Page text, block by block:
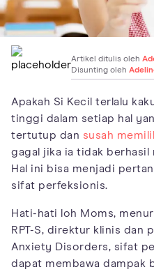
Artikel ditulis oleh
Disunting oleh
Apakah Si Kecil terlalu
tinggi dalam setiap hal
tertutup dan susah
gagal jika ia tidak
Hal ini bisa menjadi
sifat perfeksionis.
Hati-hati loh Moms,
RPT-S, direktur klinis dan
Anxiety Disorders, sifat
dapat membawa dampak